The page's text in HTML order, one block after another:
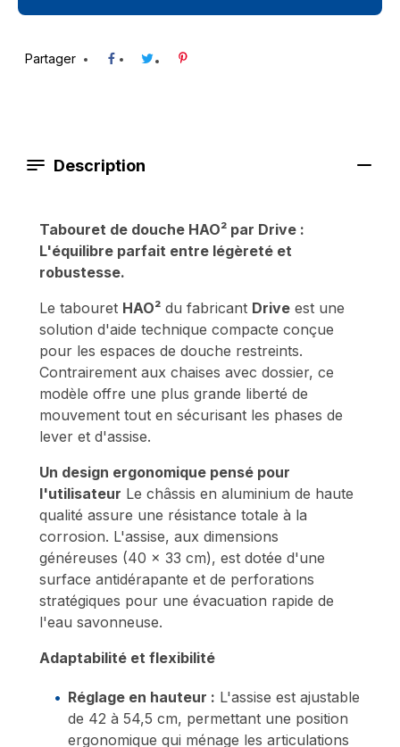
Partager
Description
Tabouret de douche HAO² par Drive :
L'équilibre parfait entre légèreté et
robustesse.
Le tabouret HAO² du fabricant Drive est une
solution d'aide technique compacte conçue
pour les espaces de douche restreints.
Contrairement aux chaises avec dossier, ce
modèle offre une plus grande liberté de
mouvement tout en sécurisant les phases de
lever et d'assise.
Un design ergonomique pensé pour
l'utilisateur Le châssis en aluminium de haute
qualité assure une résistance totale à la
corrosion. L'assise, aux dimensions
généreuses (40 x 33 cm), est dotée d'une
surface antidérapante et de perforations
stratégiques pour une évacuation rapide de
l'eau savonneuse.
Adaptabilité et flexibilité
Réglage en hauteur : L'assise est ajustable
de 42 à 54,5 cm, permettant une position
ergonomique qui ménage les articulations